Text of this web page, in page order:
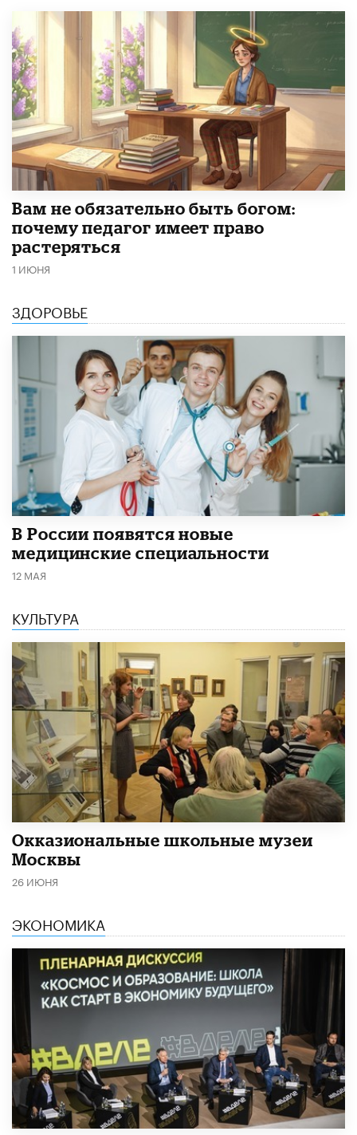
​Вам не обязательно быть богом:
почему педагог имеет право
растеряться
1 ИЮНЯ
ЗДОРОВЬЕ
В России появятся новые
медицинские специальности
12 МАЯ
КУЛЬТУРА
​Окказиональные школьные музеи
Москвы
26 ИЮНЯ
ЭКОНОМИКА